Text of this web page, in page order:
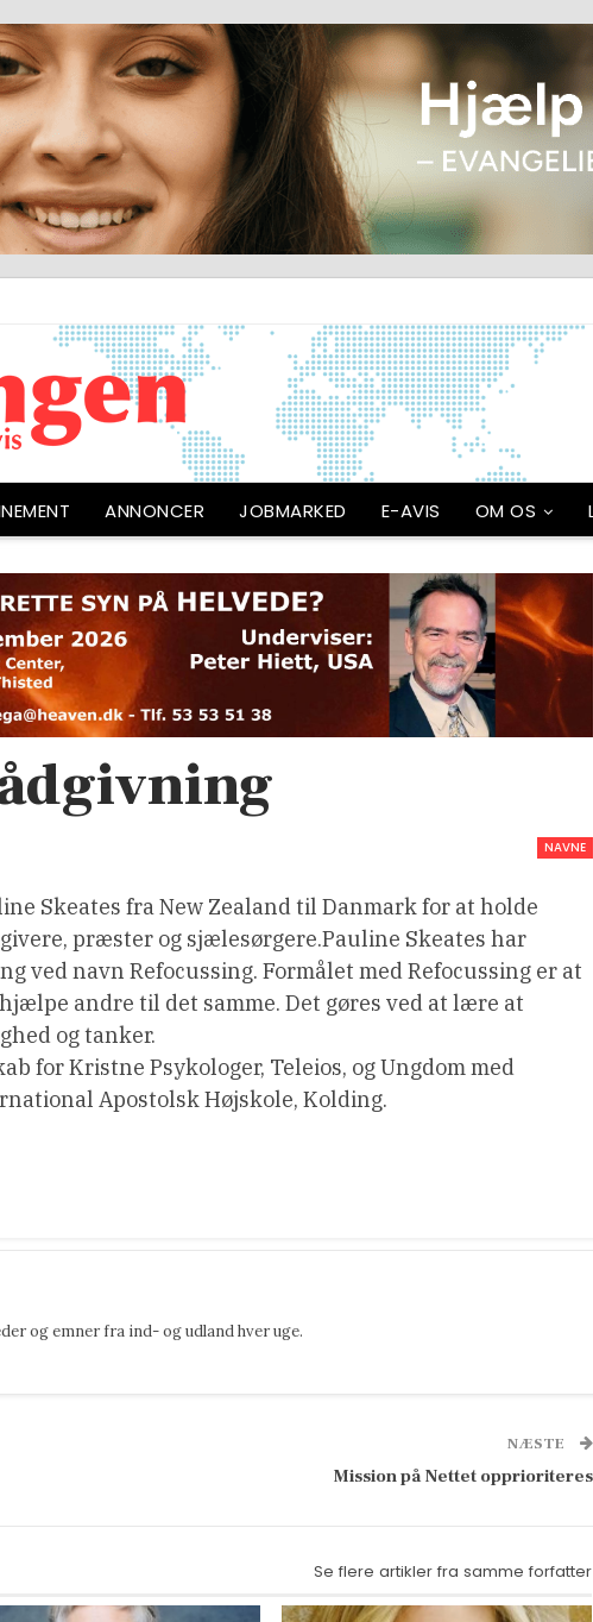
ANNONCER JOBMARKED E-AVIS OM OS
NAVNE
Skeates fra New Zealand til Danmark for at holde
præster og sjælesørgere.Pauline Skeates har
ved navn Refocussing. Formålet med Refocussing er at
andre til det samme. Det gøres ved at lære at
og tanker.
for Kristne Psykologer, Teleios, og Ungdom med
Apostolsk Højskole, Kolding.
og emner fra ind- og udland hver uge.
NÆSTE
Mission på Nettet opprioriteres
Se flere artikler fra samme forfatter